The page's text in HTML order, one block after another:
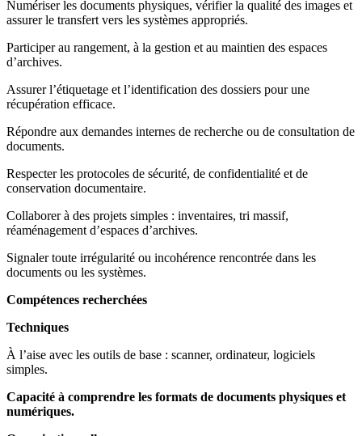
Numériser les documents physiques, vérifier la qualité des images et
assurer le transfert vers les systèmes appropriés.
Participer au rangement, à la gestion et au maintien des espaces
d’archives.
Assurer l’étiquetage et l’identification des dossiers pour une
récupération efficace.
Répondre aux demandes internes de recherche ou de consultation de
documents.
Respecter les protocoles de sécurité, de confidentialité et de
conservation documentaire.
Collaborer à des projets simples : inventaires, tri massif,
réaménagement d’espaces d’archives.
Signaler toute irrégularité ou incohérence rencontrée dans les
documents ou les systèmes.
Compétences recherchées
Techniques
À l’aise avec les outils de base : scanner, ordinateur, logiciels
simples.
Capacité à comprendre les formats de documents physiques et
numériques.